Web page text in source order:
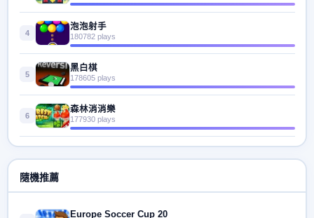
4
泡泡射手
180782 plays
5
黑白棋
178605 plays
6
森林消消樂
177930 plays
隨機推薦
Europe Soccer Cup 20